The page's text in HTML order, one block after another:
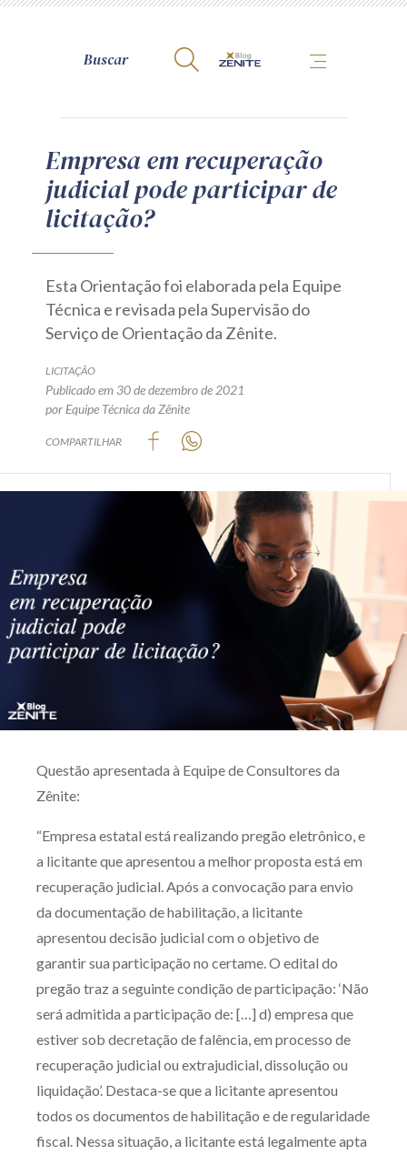
A Zênite
Como publicar conosco
Termos de uso
Política de Privacidade
Guia de Direitos dos Titulares de Dados
Produtos e serviços
Zênite Fácil IA
Zênite Play
Orientação por Escrito
Mentoria Zênite
Zênite in Company
Receba por RSS
Av. Sete de Setembro, 4698
Batel Curitiba/PR CEP80240-000
Telefone (41) 2109-8666
Whatsapp (41) 98881-6616
Empresa em recuperação
judicial pode participar de
licitação?
Esta Orientação foi elaborada pela Equipe
Técnica e revisada pela Supervisão do
Serviço de Orientação da Zênite.
LICITAÇÃO
Publicado em 30 de dezembro de 2021
por Equipe Técnica da Zênite
COMPARTILHAR
Questão apresentada à Equipe de Consultores da
Zênite:
“Empresa estatal está realizando pregão eletrônico, e
a licitante que apresentou a melhor proposta está em
recuperação judicial. Após a convocação para envio
da documentação de habilitação, a licitante
apresentou decisão judicial com o objetivo de
garantir sua participação no certame. O edital do
pregão traz a seguinte condição de participação: ‘Não
será admitida a participação de: […] d) empresa que
estiver sob decretação de falência, em processo de
recuperação judicial ou extrajudicial, dissolução ou
liquidação’. Destaca-se que a licitante apresentou
todos os documentos de habilitação e de regularidade
fiscal. Nessa situação, a licitante está legalmente apta